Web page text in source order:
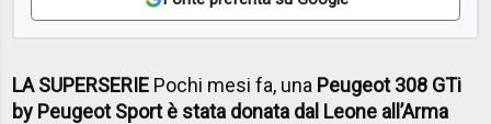
LA SUPERSERIE Pochi mesi fa, una Peugeot 308 GTi
by Peugeot Sportè stata donata dal Leone all’Arma